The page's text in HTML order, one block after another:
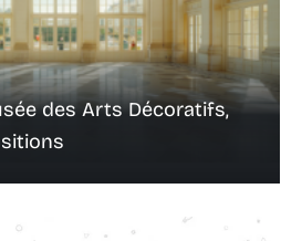
des Arts Décoratifs,